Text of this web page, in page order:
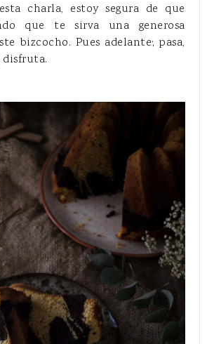
charla, estoy segura de que
que te sirva una generosa
bizcocho. Pues adelante; pasa,